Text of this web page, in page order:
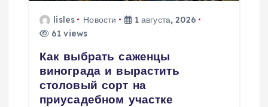
lisles Новости
1 августа, 2026
61 views
Как выбрать саженцы
винограда и вырастить
столовый сорт на
приусадебном участке